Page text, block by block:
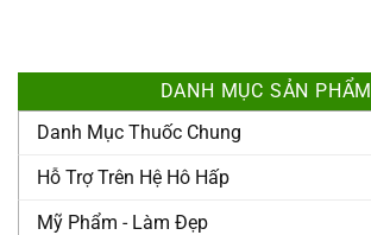
DANH MỤC SẢN PHẨM
Danh Mục Thuốc Chung
Hỗ Trợ Trên Hệ Hô Hấp
Mỹ Phẩm - Làm Đẹp